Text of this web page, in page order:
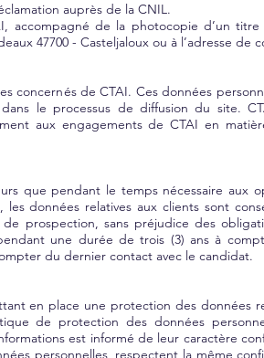
auprès de la CNIL.
accompagné de la photocopie d’un
47700 - Casteljaloux ou à l’adresse de
concernés de CTAI. Ces données
le processus de diffusion du site.
aux engagements de CTAI en
que pendant le temps nécessaire aux
données relatives aux clients sont
prospection, sans préjudice des
une durée de trois (3) ans à
du dernier contact avec le candidat.
en place une protection des données
de protection des données
est informé de leur caractère
personnelles, respectent la même